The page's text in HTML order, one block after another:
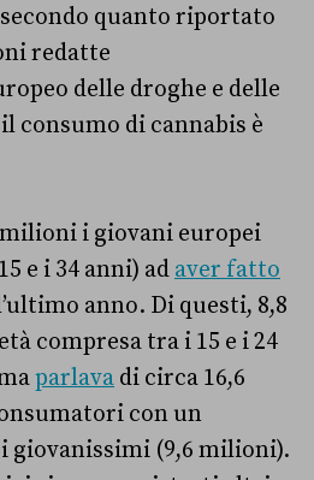
secondo quanto riportato
redatte
delle droghe e delle
consumo di cannabis è
milioni i giovani europei
e i 34 anni) ad aver fatto
anno. Di questi, 8,8
compresa tra i 15 e i 24
parlava di circa 16,6
con un
giovanissimi (9,6 milioni).